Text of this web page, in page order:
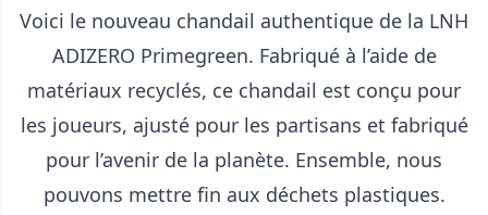
Voici le nouveau chandail authentique de la LNH
ADIZERO Primegreen. Fabriqué à l’aide de
matériaux recyclés, ce chandail est conçu pour
les joueurs, ajusté pour les partisans et fabriqué
pour l’avenir de la planète. Ensemble, nous
pouvons mettre fin aux déchets plastiques.